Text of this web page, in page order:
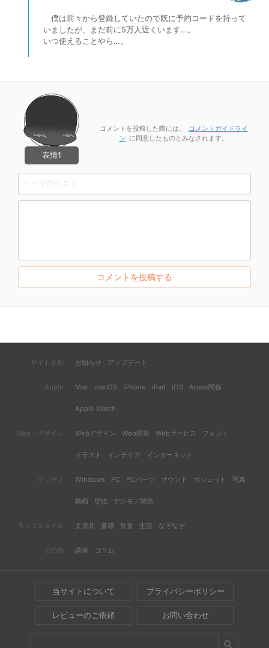
僕は前々から登録していたので既に予約コードを持って
いましたが、まだ前に5万人近くいます…。
いつ使えることやら…。
コメントを投稿した際には、
コメントガイドライ
ン に同意したものとみなされます。
表情1
サイト全般 お知らせ アップデート
Apple Mac macOS iPhone iPad iOS Apple関係
Apple Watch
Web・デザイン Webデザイン Web開発 Webサービス フォント
イラスト インテリア インターネット
デジモノ Windows PC PCパーツ サウンド ガジェット 写真
動画 壁紙 デジモノ関係
ライフスタイル 文房具 書籍 飲食 生活 なぞなぞ
その他 講座 コラム
当サイトについて プライバシーポリシー
レビューのご依頼 お問い合わせ